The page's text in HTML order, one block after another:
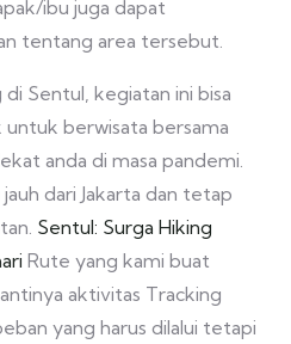
ibu juga dapat
tentang area tersebut.
Sentul, kegiatan ini bisa
berwisata bersama
anda di masa pandemi.
dari Jakarta dan tetap
Sentul: Surga Hiking
Rute yang kami buat
aktivitas Tracking
yang harus dilalui tetapi